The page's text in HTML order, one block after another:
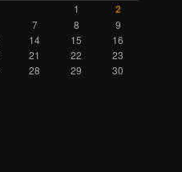
1 2
7 8
9
14 15
16
21 22
23
28 29
30